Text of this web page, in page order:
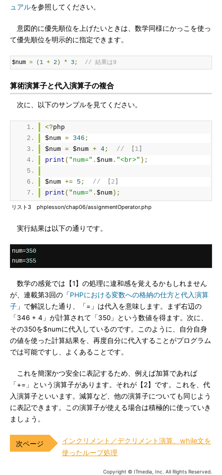
ュアルを参照してください。
意図的に優先順位を上げたいときは、数学同様にかっこを使っ
て優先順位を明示的に指定できます。
$num = (1 + 2 ) * 3; // 結果は9
算術演算子と代入演算子の複合
次に、以下のサンプルを見てください。
<?php
$num = 346 ;
$num = $num + 4;
// 【1】
print ( "num=" . $num. "<br>" );
$num += 5 ;
// 【2】
print ( "num=" . $num);
リスト3 phplesson/chap06/assignmentOperator.php
実行結果は以下の通りです。
num=350
num=355
数学の感覚では【1】の処理に違和感を覚えるかもしれません
が、連載第3回の「PHPにおける変数への格納の仕方と代入演算
子 」で解説した通り、「=」は代入を意味します。まず右辺の
「346 + 4」が計算されて「350」という数値を得ます。次に、
その350を$numに代入しているのです。このように、自分自身
の値を使った計算結果を、再度自分に代入することがプログラム
では可能ですし、よくあることです。
これを簡潔かつ安全に表記するため、例えば加算であれば
「+=」という演算子があります。それが【2】です。これを、代
入演算子といいます。減算など、他の演算子についても同じよう
に表記できます。この演算子が使える場合は積極的に使っていき
ましょう。
インクリメント／デクリメント演算、while文を
使ったループ処理
Copyright © ITmedia, Inc. All Rights Reserved.